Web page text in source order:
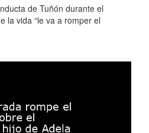
de Tuñón durante el
la vida “le va a romper el